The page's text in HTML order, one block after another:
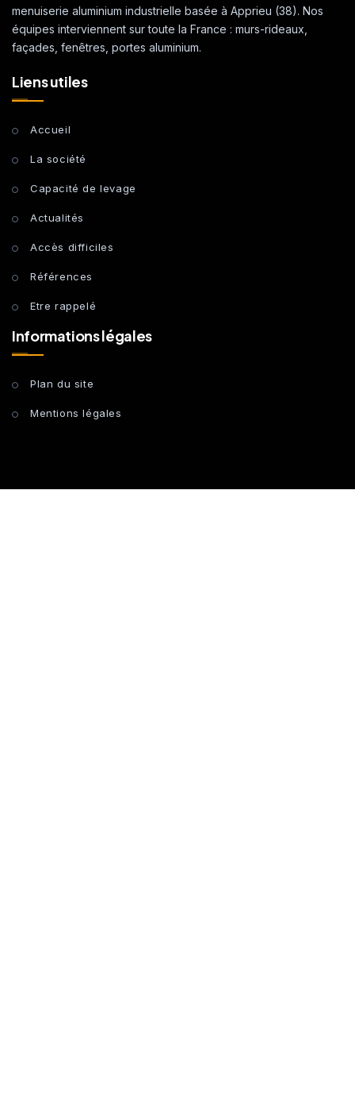
menuiserie aluminium industrielle basée à Apprieu (38). Nos
équipes interviennent sur toute la France : murs-rideaux,
façades, fenêtres, portes aluminium.
Liens utiles
Accueil
La société
Capacité de levage
Actualités
Accès difficiles
Références
Etre rappelé
Informations légales
Plan du site
Mentions légales